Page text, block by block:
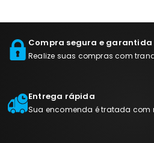
Compra segura e garantida
Realize suas compras com
Entrega rápida
Sua encomenda é tratada com